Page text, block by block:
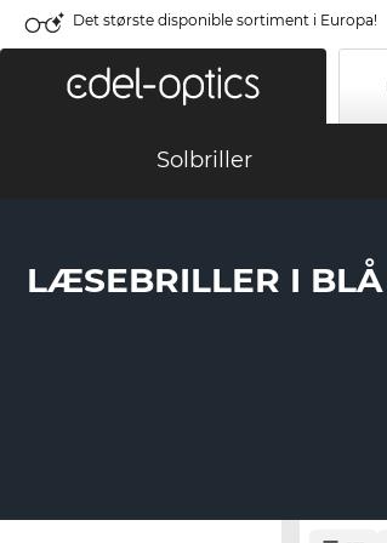
Det største disponible sortiment i Europa!
Solbriller
LÆSEBRILLER I BLÅ